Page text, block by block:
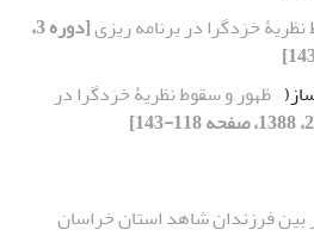
خرَدگرا در برنامه ریزی
[دوره 3،
ظهور و سقوط نظریۀ خرَدگرا در
فرزندان شاهد استان خراسان